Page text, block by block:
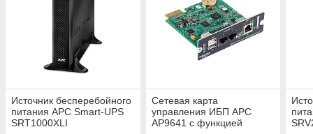
Источник бесперебойного
питания APC Smart-UPS
SRT1000XLI
Сетевая карта
управления ИБП APC
AP9641 с функцией